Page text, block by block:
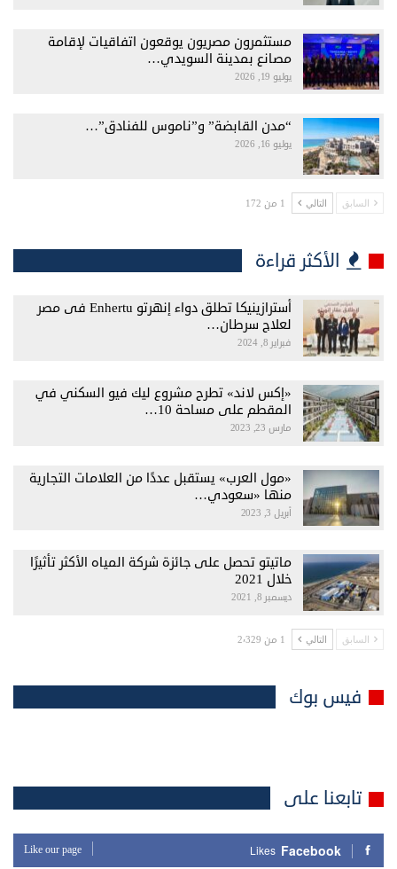
مستثمرون مصريون يوقعون اتفاقيات لإقامة
مصانع بمدينة السويدي…
يوليو 19, 2026
“مدن القابضة” و”ناموس للفنادق”…
يوليو 16, 2026
السابق التالي 1 من 172
الأكثر قراءة
أسترازينيكا تطلق دواء إنهرتو Enhertu فى مصر
لعلاج سرطان…
فبراير 8, 2024
«إكس لاند» تطرح مشروع ليك فيو السكني في
المقطم على مساحة 10…
مارس 23, 2023
«مول العرب» يستقبل عددًا من العلامات التجارية
منها «سعودي…
أبريل 3, 2023
ماتيتو تحصل على جائزة شركة المياه الأكثر تأثيرًا
خلال 2021
ديسمبر 8, 2021
السابق التالي 1 من 2٬329
فيس بوك
تابعنا على
Facebook
Likes
Like our page